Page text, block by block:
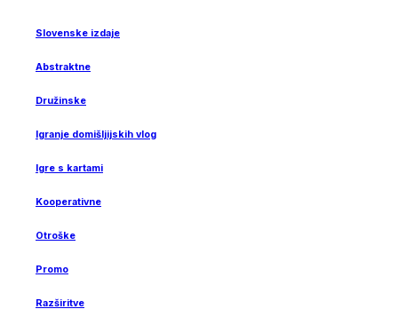
Slovenske izdaje
Abstraktne
Družinske
Igranje domišljijskih vlog
Igre s kartami
Kooperativne
Otroške
Promo
Razširitve